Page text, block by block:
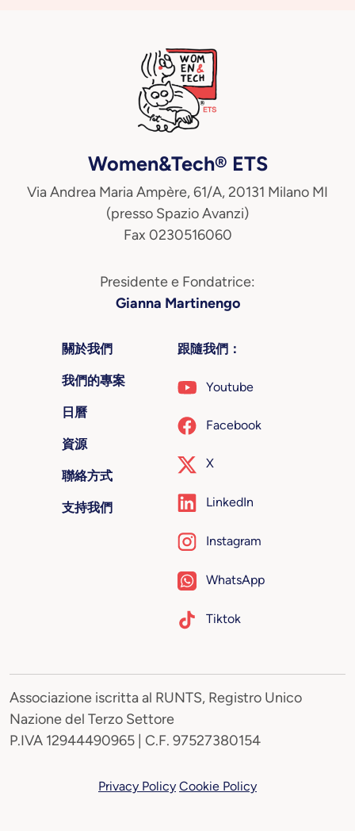
Women&Tech® ETS
Via Andrea Maria Ampère, 61/A, 20131 Milano MI
(presso Spazio Avanzi)
Fax 0230516060
Presidente e Fondatrice:
Gianna Martinengo
關於我們
我們的專案
日曆
資源
聯絡方式
支持我們
跟隨我們：
Youtube
Facebook
X
LinkedIn
Instagram
WhatsApp
Tiktok
Associazione iscritta al RUNTS, Registro Unico
Nazione del Terzo Settore
P.IVA 12944490965 | C.F. 97527380154
Privacy Policy Cookie Policy